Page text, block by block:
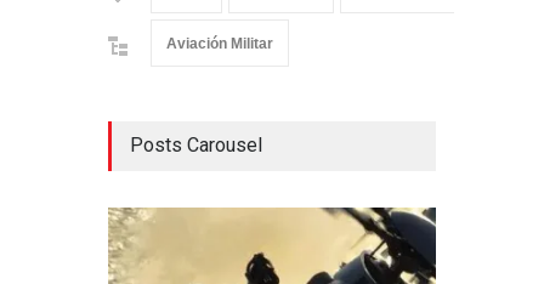
Aviación Militar
Posts Carousel